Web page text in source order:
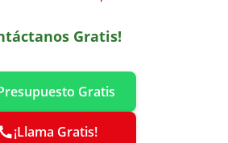
Gratis!
Gratis
¡Llama Gratis!